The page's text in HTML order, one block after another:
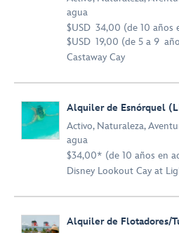
agua
$USD 34,00 (de 10 años
$USD 19,00 (de 5 a 9
Castaway Cay
Alquiler de Esnórquel
Activo, Naturaleza,
agua
$34,00* (de 10 años en
Disney Lookout Cay at
Alquiler de Flotadores/